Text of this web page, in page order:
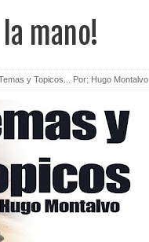
mano!
y Topicos... Por: Hugo Montalvo